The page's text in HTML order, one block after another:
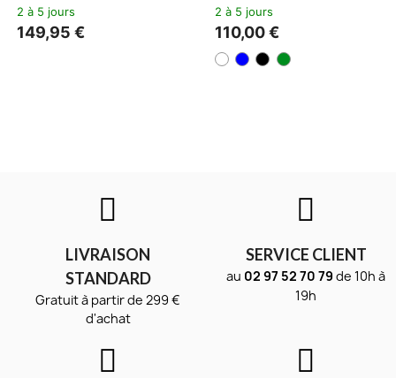
2 à 5 jours
149,95 €
2 à 5 jours
110,00 €
LIVRAISON
STANDARD
Gratuit à partir de 299 €
d'achat
SERVICE CLIENT
au 02 97 52 70 79 de 10h à
19h